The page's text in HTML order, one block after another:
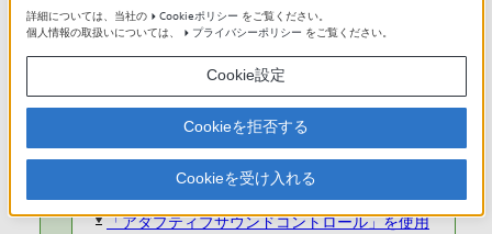
LinkBuds S (WF-LS900N) はノイズキャンセリング機能を使
うことで、電車の中など雑音の多い環境でも、周囲の音を
気にせず音楽を聞くことができます。
また外部の音を、ある程度は聞こえる状態で音楽を楽しみ
たい場合は、外音取り込みのレベルを、自分の好みに合わ
せた音量に調整してください。
「アダプティブサウンドコントロール」を使用
詳細については、当社の
Cookieポリシー をご覧ください。
個人情報の取扱いについては、
プライバシーポリシー をご覧ください。
Cookie設定
Cookieを拒否する
Cookieを受け入れる